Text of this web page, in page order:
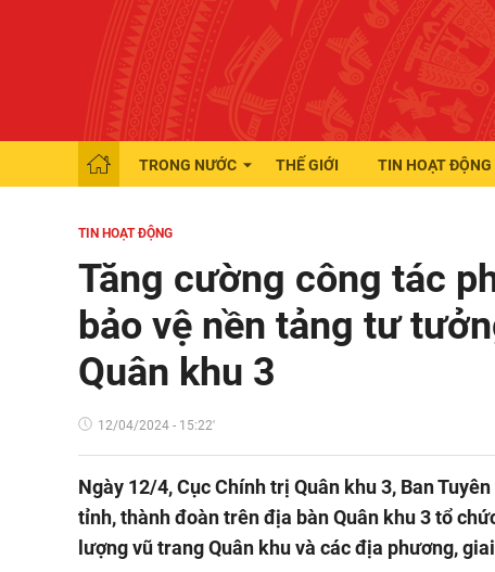
TRONG NƯỚC THẾ GIỚI TIN HOẠT ĐỘNG
TIN HOẠT ĐỘNG
Tăng cường công tác
bảo vệ nền tảng tư
Quân khu 3
12/04/2024 - 15:22'
Ngày 12/4, Cục Chính trị Quân khu 3, Ban
tỉnh, thành đoàn trên địa bàn Quân khu 3 tổ
lượng vũ trang Quân khu và các địa phương,